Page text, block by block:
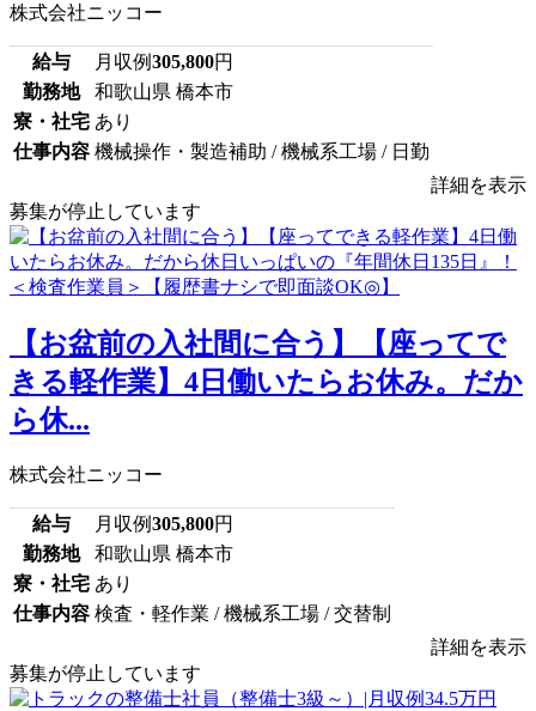
株式会社ニッコー
給与 月収例305,800円
勤務地
和歌山県 橋本市
寮・社宅 あり
仕事内容 機械操作・製造補助 / 機械系工場 / 日勤
詳細を表示
募集が停止しています
【お盆前の入社間に合う】【座ってで
きる軽作業】4日働いたらお休み。だか
ら休...
株式会社ニッコー
給与 月収例305,800円
勤務地
和歌山県 橋本市
寮・社宅 あり
仕事内容 検査・軽作業 / 機械系工場 / 交替制
詳細を表示
募集が停止しています